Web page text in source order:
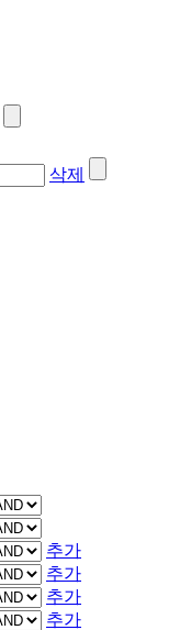
삭제
추가
추가
추가
추가